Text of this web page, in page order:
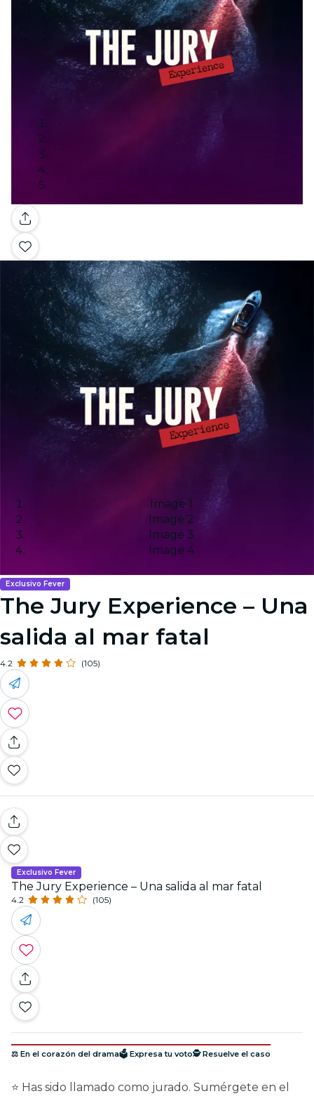
Galería
Image 1
Image 2
Image 3
Image 4
Exclusivo Fever
The Jury Experience – Una
salida al mar fatal
4.2 (105)
Exclusivo Fever
The Jury Experience – Una salida al mar fatal
4.2 (105)
⚖️ En el corazón del drama🗳️ Expresa tu voto🕵️ Resuelve el caso
⭐ Has sido llamado como jurado. Sumérgete en el